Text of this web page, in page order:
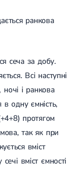
ранкова
сеча за добу.
Всі наступні
ночі і ранкова
в одну ємність,
протягом
так як при
вміст
вміст ємності